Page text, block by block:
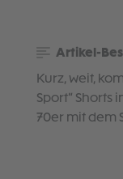
Artikel-
Kurz, weit,
Sport“ Shorts
70er mit dem